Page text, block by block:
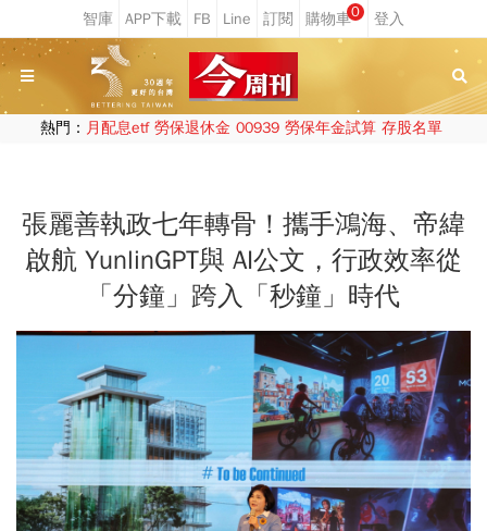
0
熱門： 月配息etf 勞保退休金 00939 勞保年金試算 存股名單
張麗善執政七年轉骨！攜手鴻海、帝緯
啟航 YunlinGPT與 AI公文，行政效率從
「分鐘」跨入「秒鐘」時代